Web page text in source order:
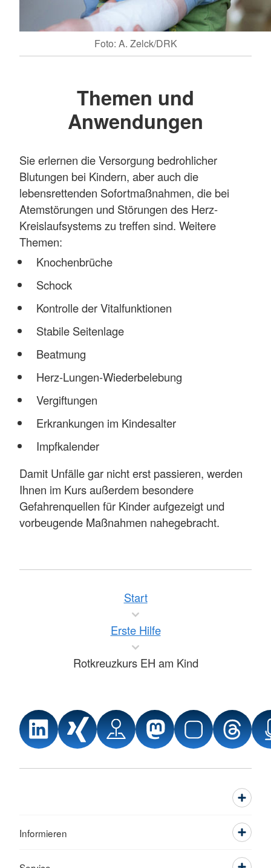
Foto: A. Zelck/DRK
Themen und
Anwendungen
Sie erlernen die Versorgung bedrohlicher
Blutungen bei Kindern, aber auch die
lebensrettenden Sofortmaßnahmen, die bei
Atemstörungen und Störungen des Herz-
Kreislaufsystems zu treffen sind. Weitere
Themen:
Knochenbrüche
Schock
Kontrolle der Vitalfunktionen
Stabile Seitenlage
Beatmung
Herz-Lungen-Wiederbelebung
Vergiftungen
Erkrankungen im Kindesalter
Impfkalender
Damit Unfälle gar nicht erst passieren, werden
Ihnen im Kurs außerdem besondere
Gefahrenquellen für Kinder aufgezeigt und
vorbeugende Maßnahmen nahegebracht.
Start
Erste Hilfe
Rotkreuzkurs EH am Kind
Informieren